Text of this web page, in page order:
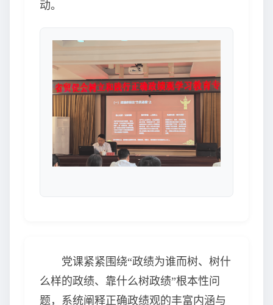
动。
党课紧紧围绕“政绩为谁而树、树什
么样的政绩、靠什么树政绩”根本性问
题，系统阐释正确政绩观的丰富内涵与